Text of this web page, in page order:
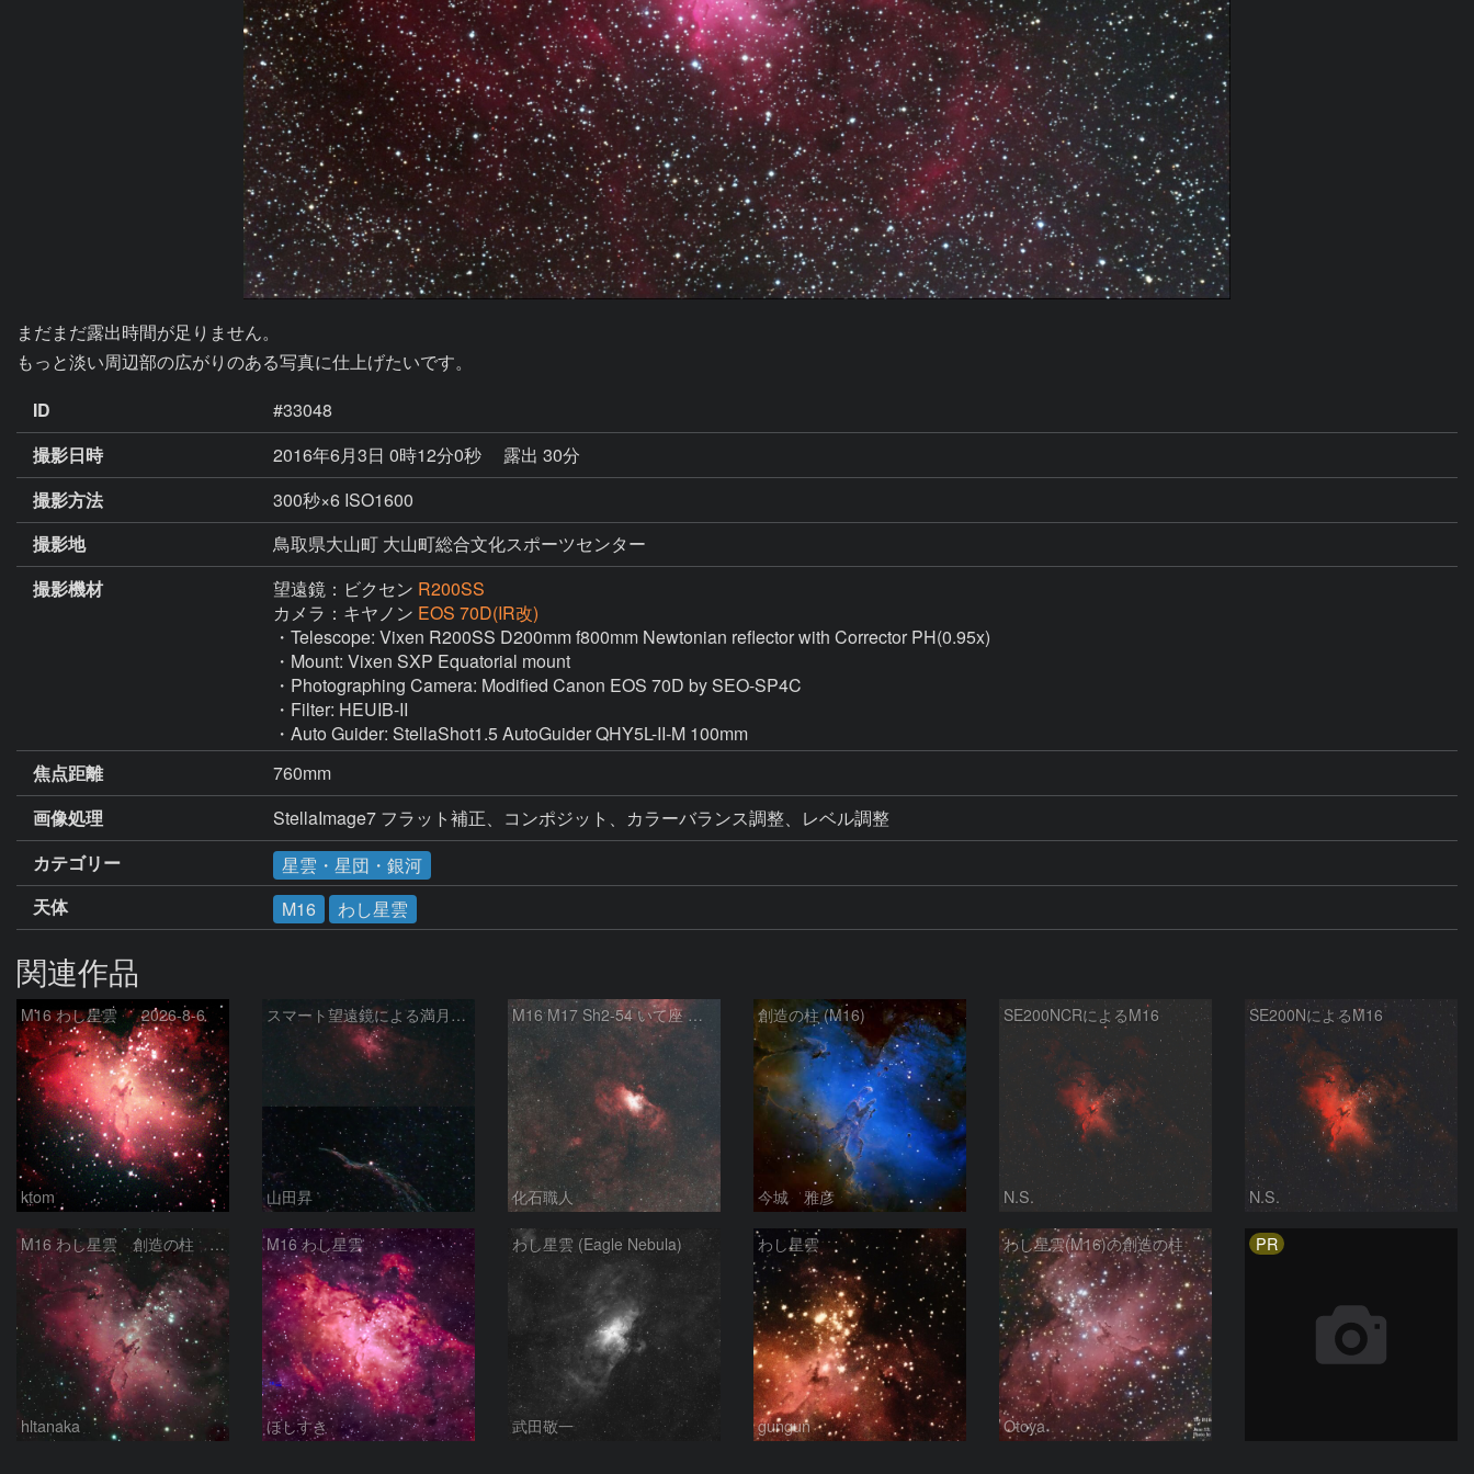
まだまだ露出時間が足りません。
もっと淡い周辺部の広がりのある写真に仕上げたいです。
ID
#33048
撮影日時
2016年6月3日 0時12分0秒
露出 30分
撮影方法
300秒×6 ISO1600
撮影地
鳥取県大山町 大山町総合文化スポーツセンター
撮影機材
望遠鏡：ビクセン R200SS
カメラ：キヤノン EOS 70D(IR改)
・Telescope: Vixen R200SS D200mm f800mm Newtonian reflector with Corrector PH(0.95x)
・Mount: Vixen SXP Equatorial mount
・Photographing Camera: Modified Canon EOS 70D by SEO-SP4C
・Filter: HEUIB-II
・Auto Guider: StellaShot1.5 AutoGuider QHY5L-II-M 100mm
焦点距離
760mm
画像処理
StellaImage7 フラット補正、コンポジット、カラーバランス調整、レベル調整
カテゴリー
星雲・星団・銀河
天体
M16 わし星雲
関連作品
M16 わし星雲 2026-8-6
ktom
スマート望遠鏡による満月下の星雲（M16,NGC6960）
山田昇
M16 M17 Sh2-54 いて座 へび座
化石職人
創造の柱 (M16)
今城 雅彦
SE200NCRによるM16
N.S.
SE200NによるM16
N.S.
M16 わし星雲 創造の柱 へび座
hltanaka
M16 わし星雲
ほしすき
わし星雲 (Eagle Nebula)
武田敬一
わし星雲
gungun
わし星雲(M16)の創造の柱
Otoya
PR